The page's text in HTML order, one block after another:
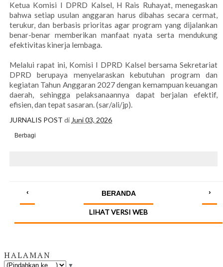
Ketua Komisi I DPRD Kalsel, H Rais Ruhayat, menegaskan
bahwa setiap usulan anggaran harus dibahas secara cermat,
terukur, dan berbasis prioritas agar program yang dijalankan
benar-benar memberikan manfaat nyata serta mendukung
efektivitas kinerja lembaga.
Melalui rapat ini, Komisi I DPRD Kalsel bersama Sekretariat
DPRD berupaya menyelaraskan kebutuhan program dan
kegiatan Tahun Anggaran 2027 dengan kemampuan keuangan
daerah, sehingga pelaksanaannya dapat berjalan efektif,
efisien, dan tepat sasaran. (sar/ali/jp).
JURNALIS POST di Juni 03, 2026
Berbagi
‹ ›
BERANDA
LIHAT VERSI WEB
HALAMAN
▼